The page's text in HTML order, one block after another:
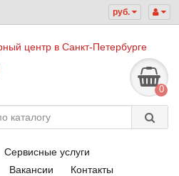
руб.
0
Сервисные услуги
Вакансии
Контакты